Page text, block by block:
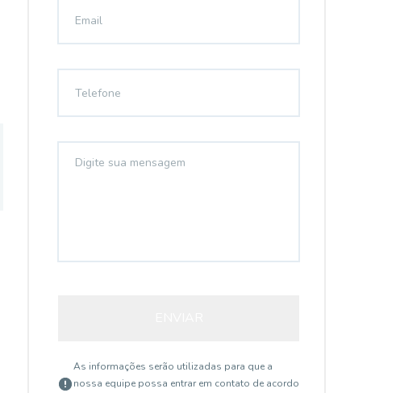
As informações serão utilizadas para que a
nossa equipe possa entrar em contato de acordo